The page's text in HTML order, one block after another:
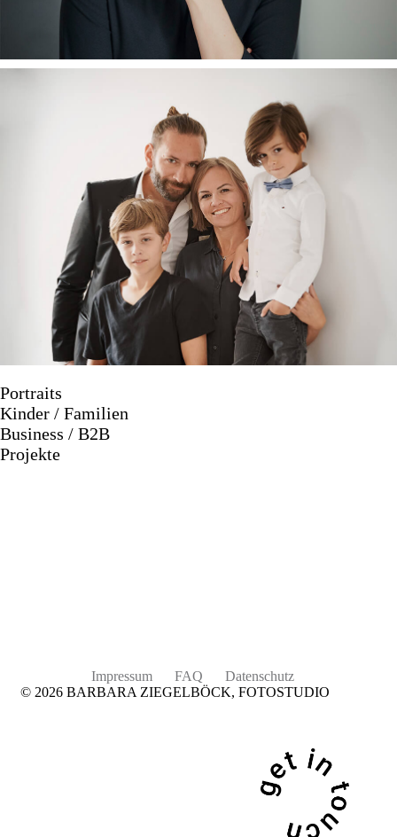
Portraits
Kinder / Familien
Business / B2B
Projekte
Impressum FAQ
Datenschutz
© 2026 BARBARA ZIEGELBÖCK, FOTOSTUDIO